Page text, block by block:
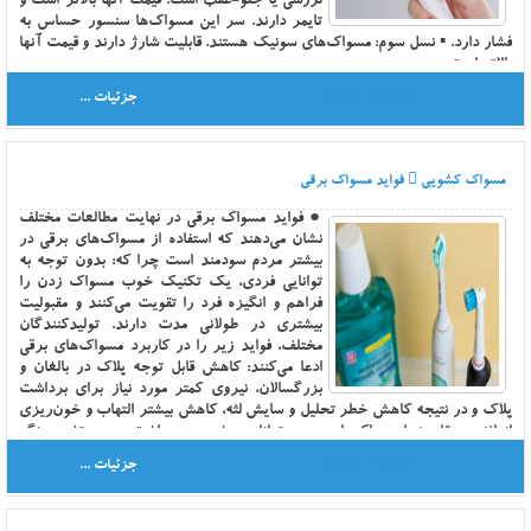
استفاده شوند، باعث خون مردگی، خونریزی داخلی و حتی مرگ می شوند. هپارین
تزریقی است و باید در بیمارستان استفاده شود. قرص وارفارین را افرادی که به آن
نیاز دارند، می توانند در خانه مصرف کنند ولی حتما با نظر و تجویز پزشک. افرادی
تایمر دارند. سر این مسواک‌ها سنسور حساس به
فشار دارد. ▪ نسل سوم: مسواک‌های سونیک هستند. قابلیت شارژ دارند و قیمت آنها
بالاتر است.
جزئیات ...
مسواک کشویی فواید مسواک برقی
● فواید مسواک برقی در نهایت مطالعات مختلف
نشان می‌دهند که استفاده از مسواک‌های برقی در
بیشتر مردم سودمند است چرا که: بدون توجه به
توانایی فردی، یک تکنیک خوب مسواک زدن را
فراهم و انگیزه فرد را تقویت می‌کنند و مقبولیت
بیشتری در طولانی مدت دارند. تولیدکنندگان
مختلف، فواید زیر را در کاربرد مسواک‌های برقی
ادعا می‌کنند: کاهش قابل توجه پلاک در بالغان و
بزرگسالان، نیروی کمتر مورد نیاز برای برداشت
پلاک و در نتیجه کاهش خطر تحلیل و سایش لثه، کاهش بیشتر التهاب و خون‌ریزی
از لثه در مقایسه با مسواک‌های دستی، توانایی بیشتر در برداشت جرم و تغییر رنگ
دندان‌ها در مقایسه با مسواک دستی، به دلیل سر کوچک و دسترسی آسان به نواحی
جزئیات ...